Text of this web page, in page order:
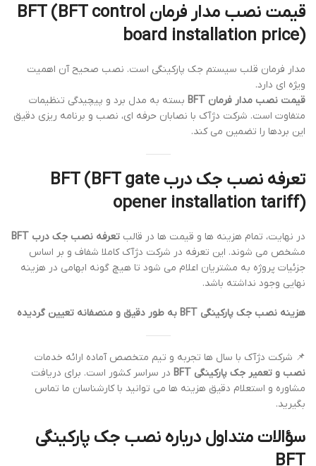
قیمت نصب مدار فرمان BFT (BFT control
board installation price)
مدار فرمان قلب سیستم جک پارکینگی است. نصب صحیح آن اهمیت
ویژه ای دارد.
قیمت نصب مدار فرمان BFT
بسته به مدل برد و پیچیدگی تنظیمات
متفاوت است. شرکت دژآک با نصابان حرفه ای، نصب و برنامه ریزی دقیق
این بردها را تضمین می کند.
تعرفه نصب جک درب BFT (BFT gate
opener installation tariff)
در نهایت، تمام هزینه ها و قیمت ها در قالب تعرفه نصب جک درب BFT
مشخص می شوند. این تعرفه در شرکت دژآک کاملا شفاف و بر اساس
جزئیات پروژه به مشتریان اعلام می شود تا هیچ گونه ابهامی در هزینه
نهایی وجود نداشته باشد.
هزینه نصب جک پارکینگی BFT به طور دقیق و منصفانه تعیین گردیده
📌 شرکت دژآک با سال ها تجربه و تیم متخصص آماده ارائه خدمات
نصب و تعمیر جک پارکینگی BFT
در سراسر کشور است. برای دریافت
مشاوره و استعلام دقیق هزینه ها می توانید با کارشناسان ما تماس
بگیرید.
سؤالات متداول درباره نصب جک پارکینگی
BFT